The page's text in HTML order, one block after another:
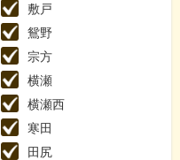
敷戸
鴛野
宗方
横瀬
横瀬西
寒田
田尻